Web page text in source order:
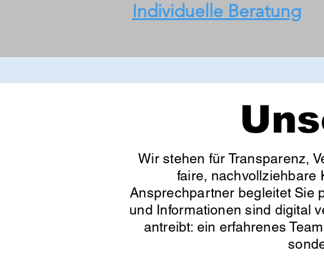
Individuelle Beratung
Wir stehen für Transparenz,
faire, nachvollziehbare
Ansprechpartner begleitet Sie
und Informationen sind digital
antreibt: ein erfahrenes